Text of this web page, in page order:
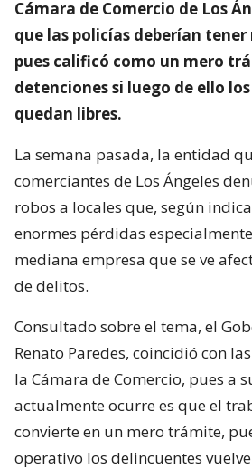
Cámara de Comercio de Los
que las policías deberían
pues calificó como un mero
detenciones si luego de ello
quedan libres.
La semana pasada, la entidad
comerciantes de Los Ángeles
robos a locales que, según
enormes pérdidas
mediana empresa que se ve
de delitos.
Consultado sobre el tema, el
Renato Paredes, coincidió con
la Cámara de Comercio, pues a
actualmente ocurre es que el
convierte en un mero trámite,
operativo los delincuentes